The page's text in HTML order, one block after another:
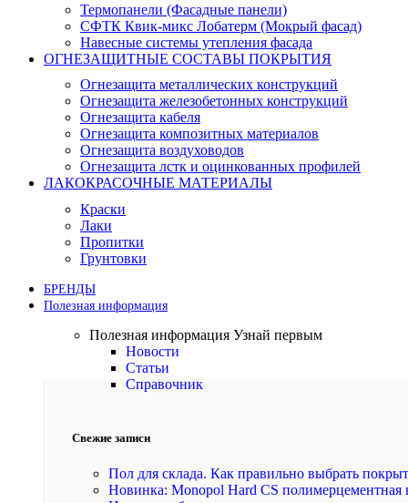
Термопанели (Фасадные панели)
СФТК Квик-микс Лобатерм (Мокрый фасад)
Навесные системы утепления фасада
ОГНЕЗАЩИТНЫЕ СОСТАВЫ ПОКРЫТИЯ
Огнезащита металлических конструкций
Огнезащита железобетонных конструкций
Огнезащита кабеля
Огнезащита композитных материалов
Огнезащита воздуховодов
Огнезащита лстк и оцинкованных профилей
ЛАКОКРАСОЧНЫЕ МАТЕРИАЛЫ
Краски
Лаки
Пропитки
Грунтовки
БРЕНДЫ
Полезная информация
Полезная информация Узнай первым
Новости
Статьи
Справочник
Свежие записи
Пол для склада. Как правильно выбрать
Новинка: Monopol Hard CS полимерцементная